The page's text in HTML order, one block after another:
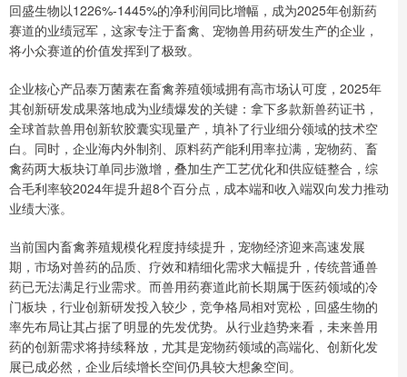
回盛生物以1226%-1445%的净利润同比增幅，成为2025年创新药
赛道的业绩冠军，这家专注于畜禽、宠物兽用药研发生产的企业，
将小众赛道的价值发挥到了极致。
企业核心产品泰万菌素在畜禽养殖领域拥有高市场认可度，2025年
其创新研发成果落地成为业绩爆发的关键：拿下多款新兽药证书，
全球首款兽用创新软胶囊实现量产，填补了行业细分领域的技术空
白。同时，企业海内外制剂、原料药产能利用率拉满，宠物药、畜
禽药两大板块订单同步激增，叠加生产工艺优化和供应链整合，综
合毛利率较2024年提升超8个百分点，成本端和收入端双向发力推动
业绩大涨。
当前国内畜禽养殖规模化程度持续提升，宠物经济迎来高速发展
期，市场对兽药的品质、疗效和精细化需求大幅提升，传统普通兽
药已无法满足行业需求。而兽用药赛道此前长期属于医药领域的冷
门板块，行业创新研发投入较少，竞争格局相对宽松，回盛生物的
率先布局让其占据了明显的先发优势。从行业趋势来看，未来兽用
药的创新需求将持续释放，尤其是宠物药领域的高端化、创新化发
展已成必然，企业后续增长空间仍具较大想象空间。